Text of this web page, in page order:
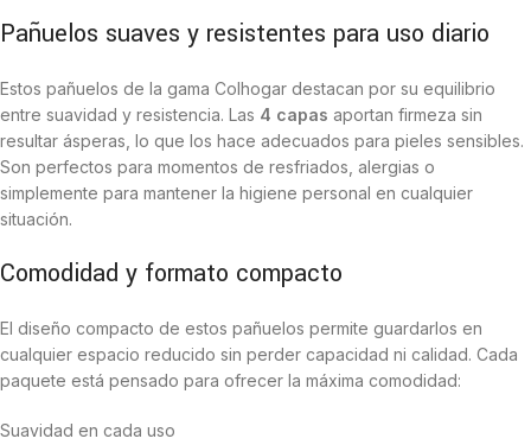
Pañuelos suaves y resistentes para uso diario
Estos pañuelos de la gama Colhogar destacan por su equilibrio
entre suavidad y resistencia. Las 4 capas aportan firmeza sin
resultar ásperas, lo que los hace adecuados para pieles sensibles.
Son perfectos para momentos de resfriados, alergias o
simplemente para mantener la higiene personal en cualquier
situación.
Comodidad y formato compacto
El diseño compacto de estos pañuelos permite guardarlos en
cualquier espacio reducido sin perder capacidad ni calidad. Cada
paquete está pensado para ofrecer la máxima comodidad:
Suavidad en cada uso